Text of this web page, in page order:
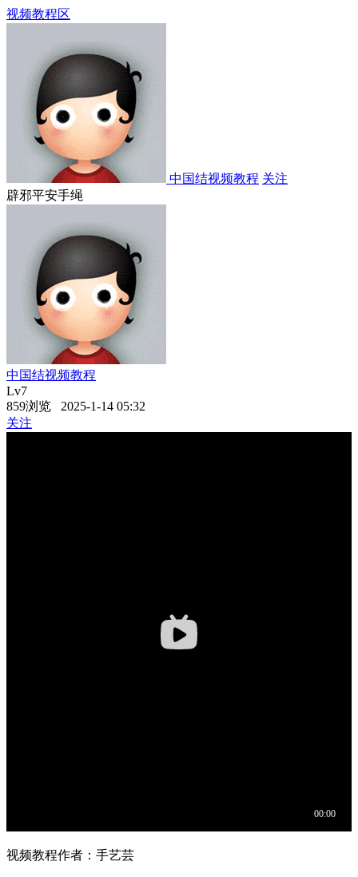
视频教程区
中国结视频教程 关注
辟邪平安手绳
中国结视频教程
Lv7
859浏览 2025-1-14 05:32
关注
视频教程作者：手艺芸